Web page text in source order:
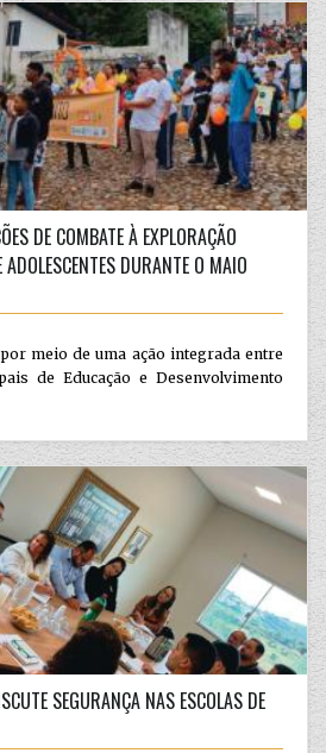
DE COMBATE À EXPLORAÇÃO
DURANTE O MAIO
meio de uma ação integrada entre
de Educação e Desenvolvimento
SEGURANÇA NAS ESCOLAS DE